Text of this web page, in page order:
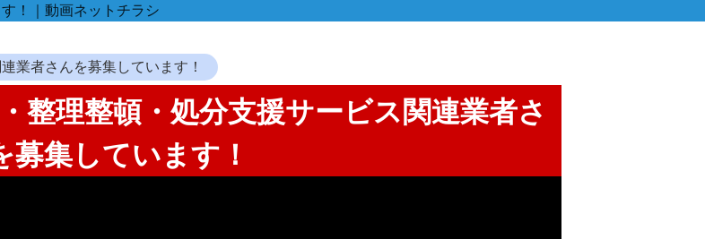
！｜動画ネットチラシ
業者さんを募集しています！
整理整頓・処分支援サービス関連業者さ
募集しています！